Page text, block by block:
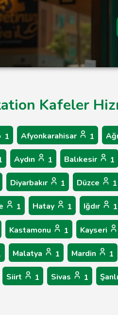
Kafeler
1 Afyonkarahisar 1
Aydın 1 Balıkesir 1
Diyarbakır 1 Düzce 1
1 Hatay 1 Iğdır 1
Kastamonu 1 Kayseri
Malatya 1 Mardin 1
Siirt 1 Sivas 1